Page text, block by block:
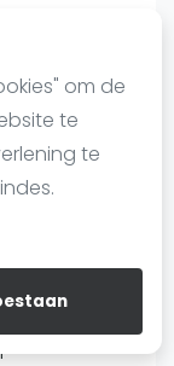
om de
te
te
is